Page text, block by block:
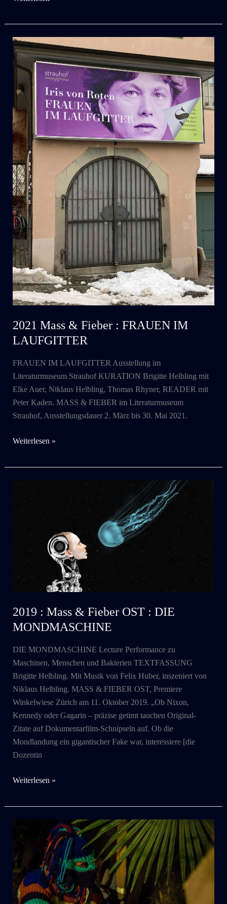
&
Fieber
DER
NEUE
PRINZENSPIEGEL
2021 Mass & Fieber : FRAUEN IM
LAUFGITTER
FRAUEN IM LAUFGITTER Ausstellung im
Literaturmuseum Strauhof KURATION Brigitte Helbling mit
Elke Auer, Niklaus Helbling, Thomas Rhyner, READER mit
Peter Kaden. MASS & FIEBER im Literaturmuseum
Strauhof, Ausstellungsdauer 2. März bis 30. Mai 2021.
2021
&
Fieber
LAUFGITTER
Weiterlesen »
2019 : Mass & Fieber OST : DIE
MONDMASCHINE
DIE MONDMASCHINE Lecture Performance zu
Maschinen, Menschen und Bakterien TEXTFASSUNG
Brigitte Helbling. Mit Musik von Felix Huber, inszeniert von
Niklaus Helbling. MASS & FIEBER OST, Premiere
Winkelwiese Zürich am 11. Oktober 2019. „Ob Nixon,
Kennedy oder Gagarin – präzise getimt tauchen Original-
Zitate auf Dokumentarfilm-Schnipseln auf. Ob die
Mondlandung ein gigantischer Fake war, interessiere [die
Dozentin
2019
Mass
&
DIE
MONDMASCHINE
Weiterlesen »